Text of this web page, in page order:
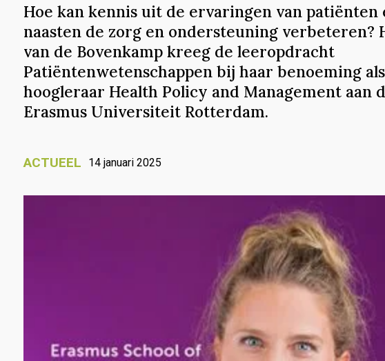
Hoe kan kennis uit de ervaringen van patiënten
naasten de zorg en ondersteuning verbeteren?
van de Bovenkamp kreeg de leeropdracht
Patiëntenwetenschappen bij haar benoeming als
hoogleraar Health Policy and Management aan
Erasmus Universiteit Rotterdam.
ACTUEEL 14 januari 2025